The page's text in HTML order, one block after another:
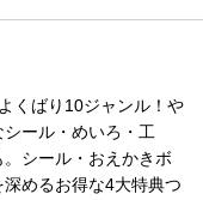
くばり10ジャンル！や
ール・めいろ・工
シール・おえかきボ
めるお得な4大特典つ